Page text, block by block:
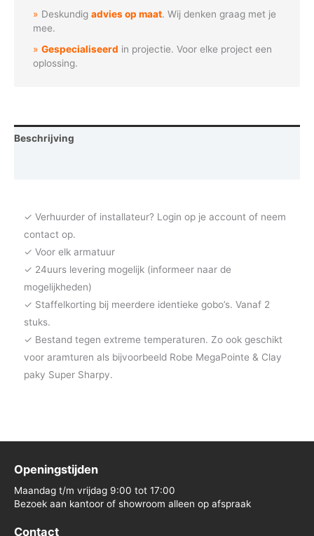
Deskundigadvies op maat. Wij denken graag met je
mee.
Gespecialiseerd in projectie. Voor elke project een
oplossing.
Beschrijving
✓ Verhuurder of installateur? Login op je account of neem
contact op.
✓ Voor elk armatuur
✓ 24uurs levering mogelijk (informeer naar de
mogelijkheden)
✓ Staffelkorting bij meerdere identieke gobo’s. Vanaf 2
stuks.
✓ Bestand tegen extreme temperaturen. Zo ook geschikt
voor aramturen als bijvoorbeeld Robe MegaPointe & Clay
paky Super Sharpy.
Openingstijden
Maandag t/m vrijdag 9:00 tot 17:00
Bezoek aan kantoor of showroom alleen op afspraak
Contact